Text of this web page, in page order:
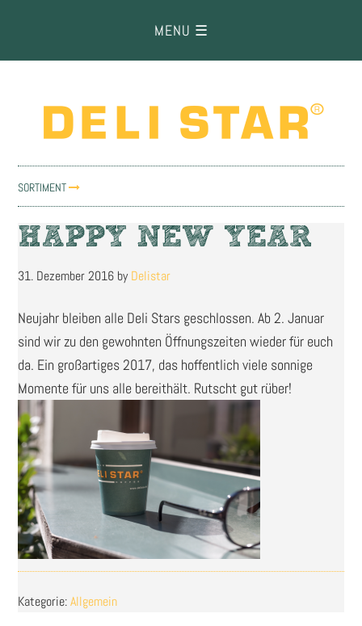
springen
springen
springen
SORTIMENT
HAPPY NEW YEAR
31. Dezember 2016 byDelistar
Neujahr bleiben alle Deli Stars geschlossen. Ab 2. Januar
sind wir zu den gewohnten Öffnungszeiten wieder für euch
da. Ein großartiges 2017, das hoffentlich viele sonnige
Momente für uns alle bereithält. Rutscht gut rüber!
Kategorie:Allgemein